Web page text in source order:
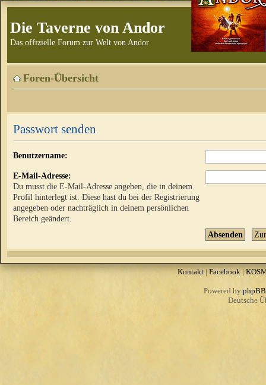
Die Taverne von Andor
Das offizielle Forum zur Welt von Andor
Foren-Übersicht
Passwort senden
Benutzername:
E-Mail-Adresse:
Du musst die E-Mail-Adresse angeben, die in deinem
Profil hinterlegt ist. Diese hast du bei der Registrierung
angegeben oder nachträglich in deinem persönlichen
Bereich geändert.
Kontakt| Facebook |
Powered by phpBB
Deutsche